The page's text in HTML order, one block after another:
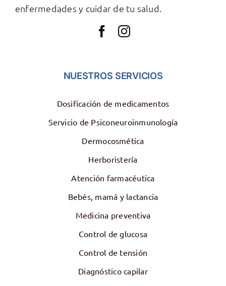
enfermedades y cuidar de tu salud.
NUESTROS SERVICIOS
Dosificación de medicamentos
Servicio de Psiconeuroinmunología
Dermocosmética
Herboristería
Atención farmacéutica
Bebés, mamá y lactancia
Medicina preventiva
Control de glucosa
Control de tensión
Diagnóstico capilar